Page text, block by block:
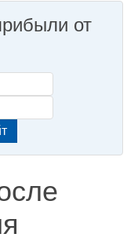
от